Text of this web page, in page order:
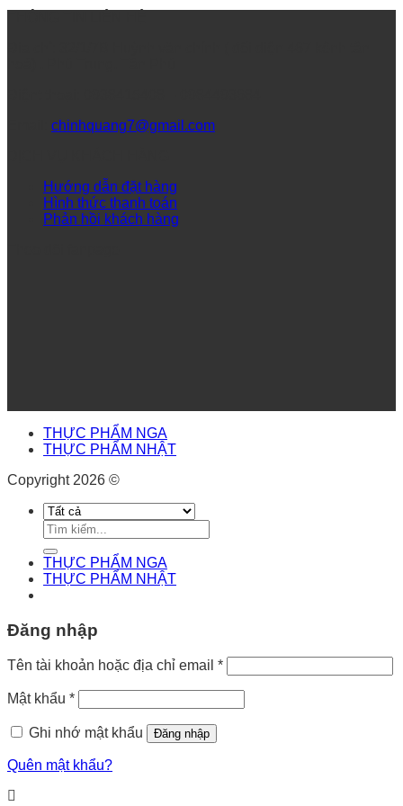
chinhquang7@gmail.com
Hướng dẫn đặt hàng
Hình thức thanh toán
Phản hồi khách hàng
THỰC PHẨM NGA
THỰC PHẨM NHẬT
Copyright 2026 ©
Tìm
kiếm:
THỰC PHẨM NGA
THỰC PHẨM NHẬT
Đăng nhập
Tên tài khoản hoặc địa chỉ email *
Mật khẩu *
Ghi nhớ mật khẩu Đăng nhập
Quên mật khẩu?